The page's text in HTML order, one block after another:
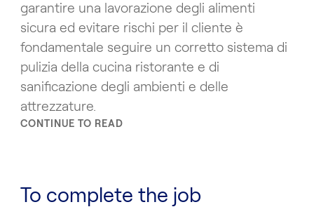
garantire una lavorazione degli alimenti
sicura ed evitare rischi per il cliente è
fondamentale seguire un corretto sistema di
pulizia della cucina ristorante e di
sanificazione degli ambienti e delle
attrezzature.
CONTINUE TO READ
To complete the job